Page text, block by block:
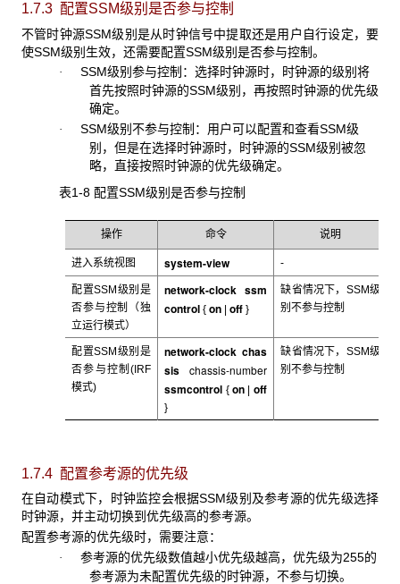
1.7.3 配置SSM级别是否参与控制
不管时钟源SSM级别是从时钟信号中提取还是用户自行设定，要
使SSM级别生效，还需要配置SSM级别是否参与控制。
· SSM级别参与控制：选择时钟源时，时钟源的级别将
首先按照时钟源的SSM级别，再按照时钟源的优先级
确定。
· SSM级别不参与控制：用户可以配置和查看SSM级
别，但是在选择时钟源时，时钟源的SSM级别被忽
略，直接按照时钟源的优先级确定。
表1-8 配置SSM级别是否参与控制
操作 命令 说明
进入系统视图 system-view -
配置SSM 级别是
否参与控制（独
立运行模式）
network-clock ssm
control{on |off }
缺省情况下，SSM级
别不参与控制
配置SSM 级别是
否参与控制(IRF
模式)
network-clock chas
sis chassis-number
ssmcontrol { on| off
}
缺省情况下，SSM级
别不参与控制
1.7.4 配置参考源的优先级
在自动模式下，时钟监控会根据SSM级别及参考源的优先级选择
时钟源，并主动切换到优先级高的参考源。
配置参考源的优先级时，需要注意：
· 参考源的优先级数值越小优先级越高，优先级为255的
参考源为未配置优先级的时钟源，不参与切换。